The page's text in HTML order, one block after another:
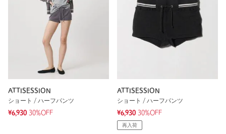
ATTISESSION
ショート / ハーフパンツ
¥6,930 30%OFF
ATTISESSION
ショート / ハーフパンツ
¥6,930 30%OFF
再入荷